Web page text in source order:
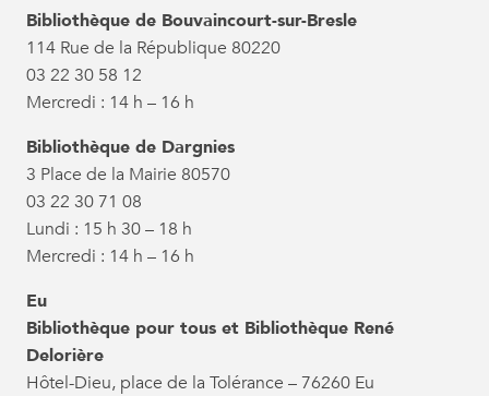
Bibliothèque de Bouvaincourt-sur-Bresle
114 Rue de la République 80220
03 22 30 58 12
Mercredi : 14 h – 16 h
Bibliothèque de Dargnies
3 Place de la Mairie 80570
03 22 30 71 08
Lundi : 15 h 30 – 18 h
Mercredi : 14 h – 16 h
Eu
Bibliothèque pour tous et Bibliothèque René
Delorière
Hôtel-Dieu, place de la Tolérance – 76260 Eu